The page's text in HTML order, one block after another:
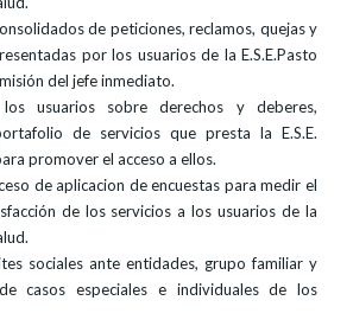
de peticiones, reclamos, quejas y
por los usuarios de la E.S.E.Pasto
del jefe inmediato.
usuarios sobre derechos y deberes,
de servicios que presta la E.S.E.
promover el acceso a ellos.
de aplicacion de encuestas para medir el
de los servicios a los usuarios de la
sociales ante entidades, grupo familiar y
casos especiales e individuales de los